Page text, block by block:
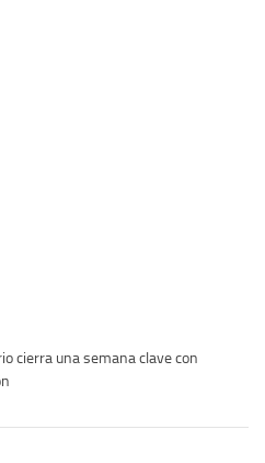
cierra una semana clave con